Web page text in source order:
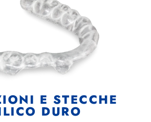
E STECCHE
DURO